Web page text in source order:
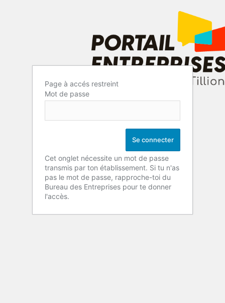
Page à accés restreint
Mot de passe
Cet onglet nécessite un mot de passe
transmis par ton établissement. Si tu n'as
pas le mot de passe, rapproche-toi du
Bureau des Entreprises pour te donner
l'accès.